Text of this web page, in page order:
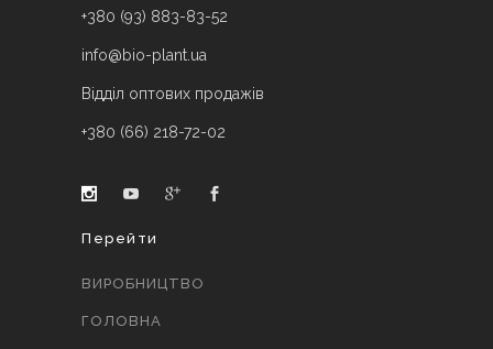
+380 (93) 883-83-52
info@bio-plant.ua
Відділ оптових продажів
+380 (66) 218-72-02
Перейти
ВИРОБНИЦТВО
ГОЛОВНА